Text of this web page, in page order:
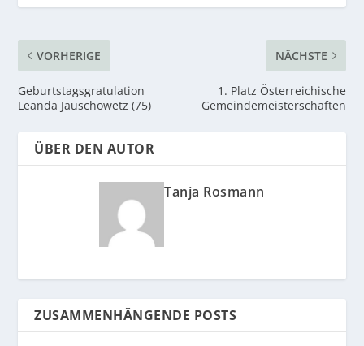
VORHERIGE
Geburtstagsgratulation
Leanda Jauschowetz (75)
NÄCHSTE
1. Platz Österreichische
Gemeindemeisterschaften
ÜBER DEN AUTOR
Tanja Rosmann
ZUSAMMENHÄNGENDE POSTS